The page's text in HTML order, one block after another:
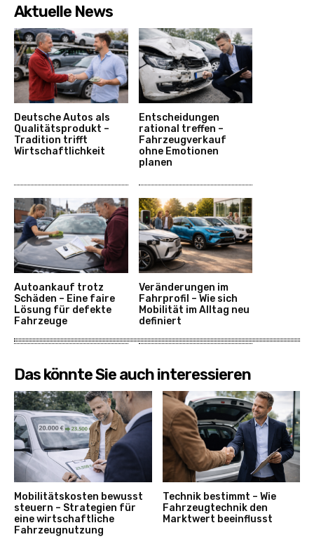
Aktuelle News
Deutsche Autos als
Qualitätsprodukt –
Tradition trifft
Wirtschaftlichkeit
Entscheidungen
rational treffen –
Fahrzeugverkauf
ohne Emotionen
planen
Autoankauf trotz
Schäden – Eine faire
Lösung für defekte
Fahrzeuge
Veränderungen im
Fahrprofil – Wie sich
Mobilität im Alltag neu
definiert
Das könnte Sie auch interessieren
Mobilitätskosten bewusst
steuern – Strategien für
eine wirtschaftliche
Fahrzeugnutzung
Technik bestimmt – Wie
Fahrzeugtechnik den
Marktwert beeinflusst